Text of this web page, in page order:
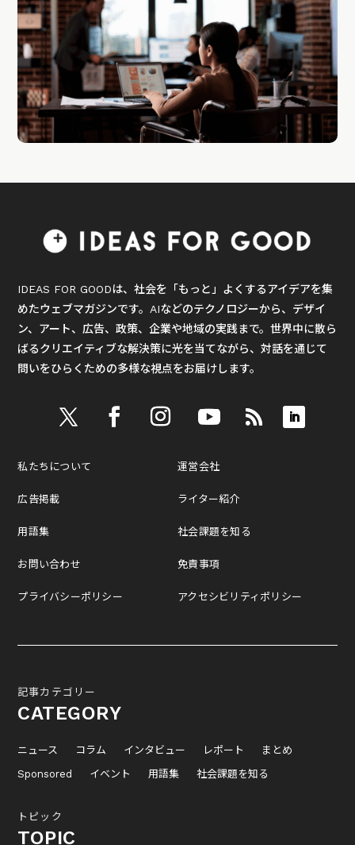
IDEAS FOR GOODは、社会を「もっと」よくするアイデアを集
めたウェブマガジンです。AIなどのテクノロジーから、デザイ
ン、アート、広告、政策、企業や地域の実践まで。世界中に散ら
ばるクリエイティブな解決策に光を当てながら、対話を通じて
問いをひらくための多様な視点をお届けします。
私たちについて
広告掲載
用語集
お問い合わせ
プライバシーポリシー
運営会社
ライター紹介
社会課題を知る
免責事項
アクセシビリティポリシー
記事カテゴリー
CATEGORY
ニュース コラム インタビュー レポート
まとめ
Sponsored
イベント 用語集 社会課題を知る
トピック
TOPIC